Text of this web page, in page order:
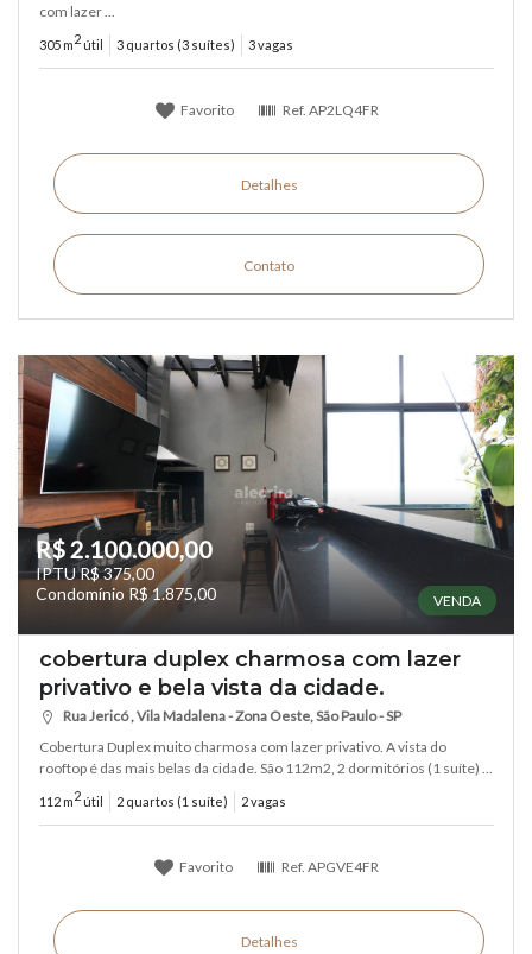
com lazer ...
305 m2 útil 3 quartos (3 suítes) 3 vagas
Favorito Ref. AP2LQ4FR
Detalhes
Contato
R$ 2.100.000,00
IPTU R$ 375,00
Condomínio R$ 1.875,00
VENDA
cobertura duplex charmosa com lazer
privativo e bela vista da cidade.
Rua Jericó , Vila Madalena - Zona Oeste, São Paulo - SP
Cobertura Duplex muito charmosa com lazer privativo. A vista do
rooftop é das mais belas da cidade. São 112m2, 2 dormitórios (1 suíte) ...
112 m2 útil 2 quartos (1 suíte) 2 vagas
Favorito Ref. APGVE4FR
Detalhes